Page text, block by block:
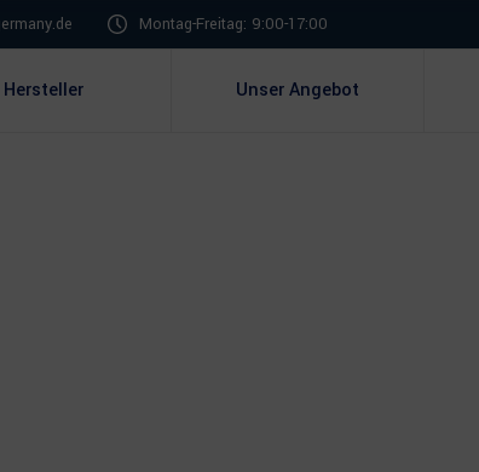
Montag-Freitag: 9:00-17:00
Hersteller Unser Angebot